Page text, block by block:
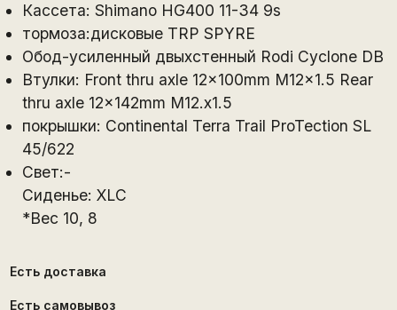
Кассета: Shimano HG400 11-34 9s
тормоза:дисковые TRP SPYRE
Обод-усиленный двыхстенный Rodi Cyclone DB
Втулки: Front thru axle 12x100mm M12x1.5 Rear
thru axle 12x142mm M12.x1.5
покрышки: Continental Terra Trail ProTection SL
45/622
Свет:-
Сиденье: XLC
*Вес 10, 8
Есть доставка
Есть самовывоз